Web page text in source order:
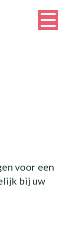
voor een
bij uw